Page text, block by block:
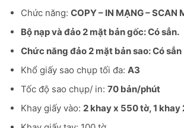
Chức năng: COPY – IN MẠNG – SCAN
Bộ nạp và đảo 2 mặt bản gốc: Có sẳn.
Chức năng đảo 2 mặt bản sao: Có sẳn
Khổ giấy sao chụp tối đa: A3
Tốc độ sao chụp/ in: 70 bản/phút
Khay giấy vào: 2 khay x 550 tờ, 1 khay